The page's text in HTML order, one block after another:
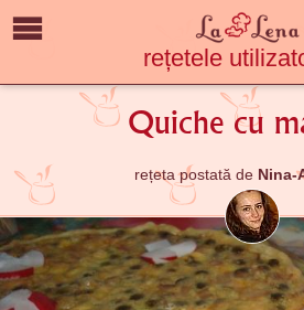
rețetele
Quiche cu
rețeta postată de Nina-